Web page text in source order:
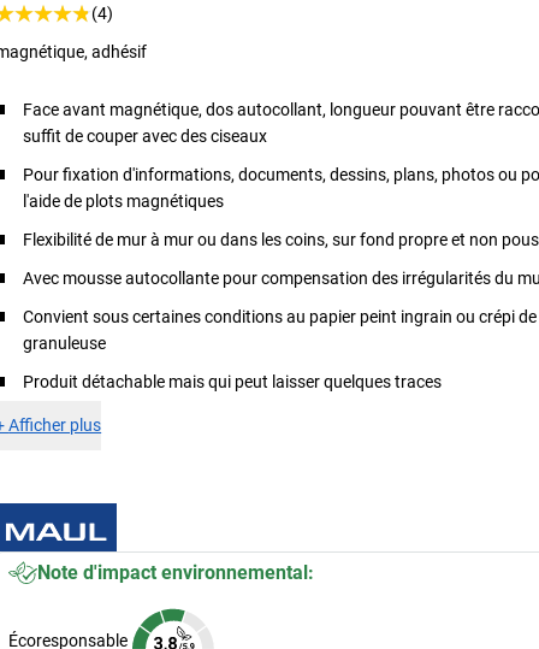
(4)
adhésif
Face avant magnétique, dos autocollant, longueur pouvant être
suffit de couper avec des ciseaux
Pour fixation d'informations, documents, dessins, plans, photos ou
l'aide de plots magnétiques
Flexibilité de mur à mur ou dans les coins, sur fond propre et non
Avec mousse autocollante pour compensation des irrégularités du
Convient sous certaines conditions au papier peint ingrain ou crépi
granuleuse
Produit détachable mais qui peut laisser quelques traces
Afficher plus
Note d'impact environnemental:
Écoresponsable